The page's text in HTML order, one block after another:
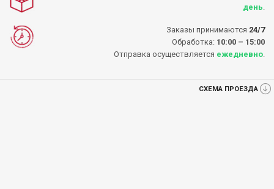
день
Заказы принимаются 24/7
Обработка: 10:00 – 15:00
Отправка осуществляется ежедневно
СХЕМА ПРОЕЗДА